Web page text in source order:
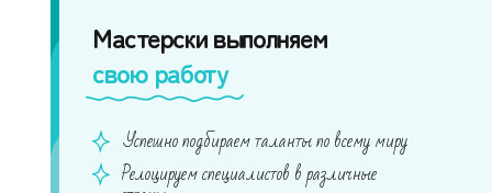
Мастерски выполняем
свою работу
Успешно подбираем таланты по всему миру
Релоцируем специалистов в различные